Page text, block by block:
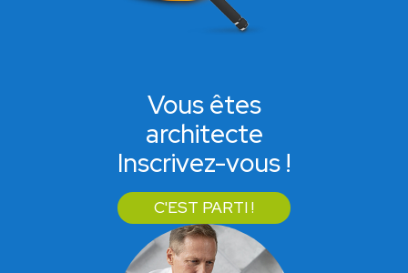
Vous êtes
architecte
Inscrivez-vous !
C'EST PARTI !